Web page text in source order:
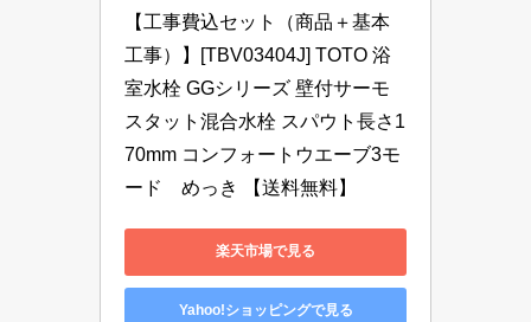
【工事費込セット（商品＋基本
工事）】[TBV03404J] TOTO 浴
室水栓 GGシリーズ 壁付サーモ
スタット混合水栓 スパウト長さ1
70mm コンフォートウエーブ3モ
ード　めっき 【送料無料】
楽天市場で見る
Yahoo!ショッピングで見る